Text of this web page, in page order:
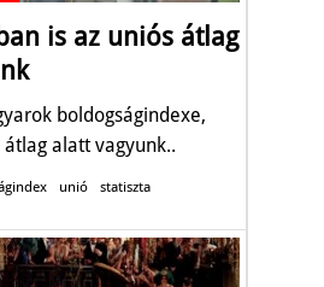
is az uniós átlag
boldogságindexe,
átlag alatt vagyunk..
unió statiszta